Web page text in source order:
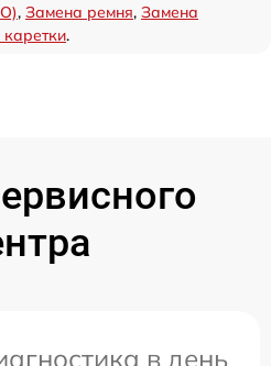
, Замена ремня, Замена
.
в день